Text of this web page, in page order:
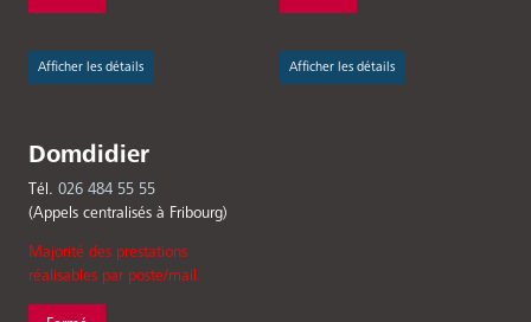
Afficher les détails Afficher les détails
Domdidier
Tél. 026 484 55 55
(Appels centralisés à Fribourg)
Majorité des prestations
réalisables par poste/mail.